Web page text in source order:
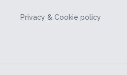
Privacy & Cookie policy